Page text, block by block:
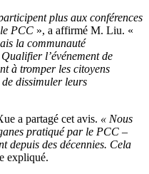
plus aux conférences
PCC », a affirmé M. Liu. «
la communauté
l’événement de
à tromper les citoyens
dissimuler leurs
a partagé cet avis. « Nous
pratiqué par le PCC –
depuis des décennies. Cela
expliqué.